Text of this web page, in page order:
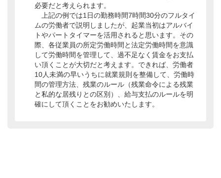
必要だと考えられます。
上記の例では1日の勤務時間7時間30分のフルタイ
ムの労働者で説明しましたが、起業当初はアルバイ
トやパートタイマーを活用されると思います。その
際、各従業員の所定労働時間と法定労働時間を意識
して労働時間を管理して、過不足なく賃金をお支払
い頂くことが大切だと考えます。できれば、労働者
10人未満の早いうちに就業規則を整備して、労働時
間の管理方法、残業のルール（残業命令による残業
と私的な居残りとの区別）、給与支払のルールを明
確にして頂くことをお勧めいたします。